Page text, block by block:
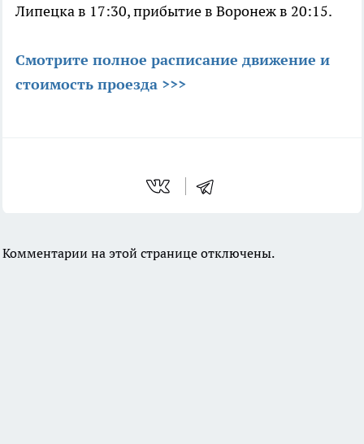
Липецка в 17:30, прибытие в Воронеж в 20:15.
Смотрите полное расписание движение и
стоимость проезда >>>
Комментарии на этой странице отключены.